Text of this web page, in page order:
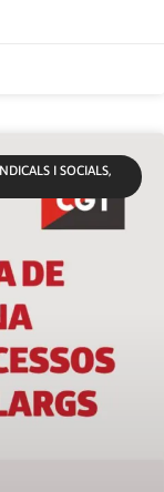
I SOCIALS,